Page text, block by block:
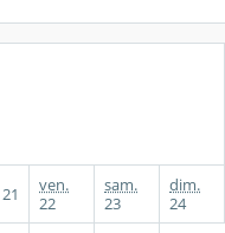
21
ven.
22
sam.
23
dim.
24